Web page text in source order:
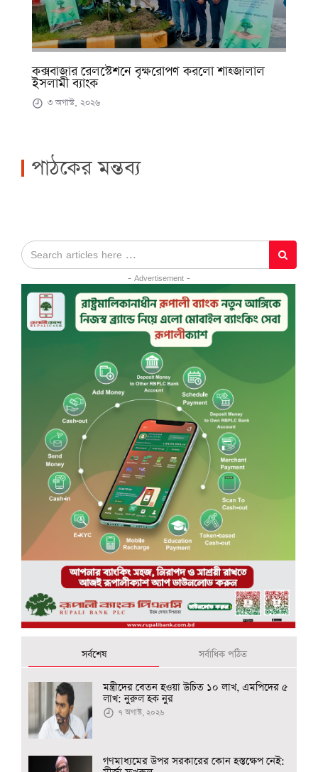
কক্সবাজার রেলস্টেশনে বৃক্ষরোপণ করলো শাহ্জালাল
ইসলামী ব্যাংক
৩ অগাস্ট, ২০২৬
পাঠকের মন্তব্য
- Advertisement -
সর্বশেষ সর্বাধিক পঠিত
মন্ত্রীদের বেতন হওয়া উচিত ১০ লাখ, এমপিদের ৫
লাখ: নুরুল হক নুর
৭ অগাস্ট, ২০২৬
গণমাধ্যমের উপর সরকারের কোন হস্তক্ষেপ নেই: